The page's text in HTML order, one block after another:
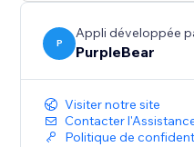
Installez dès maintenant
avis impactants et
P
Appli développée
PurpleBear
Visiter notre site
Contacter
Politique de